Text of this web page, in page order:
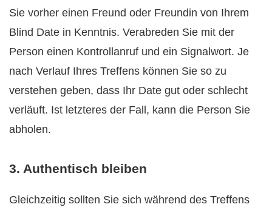
Sie vorher einen Freund oder Freundin von Ihrem
Blind Date in Kenntnis. Verabreden Sie mit der
Person einen Kontrollanruf und ein Signalwort. Je
nach Verlauf Ihres Treffens können Sie so zu
verstehen geben, dass Ihr Date gut oder schlecht
verläuft. Ist letzteres der Fall, kann die Person Sie
abholen.
3. Authentisch bleiben
Gleichzeitig sollten Sie sich während des Treffens